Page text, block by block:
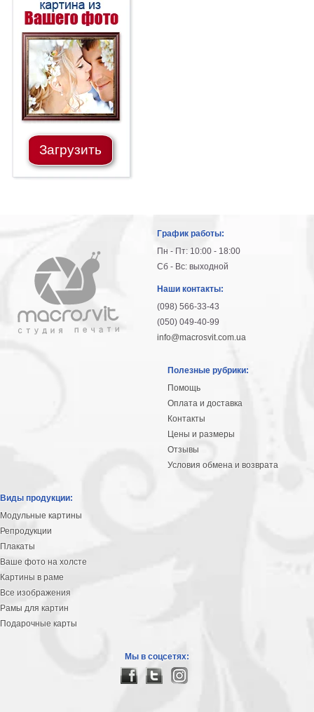
Загрузить
График работы:
Пн - Пт: 10:00 - 18:00
Сб - Вс: выходной
Наши контакты:
(098) 566-33-43
(050) 049-40-99
info@macrosvit.com.ua
Полезные рубрики:
Помощь
Оплата и доставка
Контакты
Цены и размеры
Отзывы
Условия обмена и возврата
Виды продукции:
Модульные картины
Репродукции
Плакаты
Ваше фото на холсте
Картины в раме
Все изображения
Рамы для картин
Подарочные карты
Мы в соцсетях: